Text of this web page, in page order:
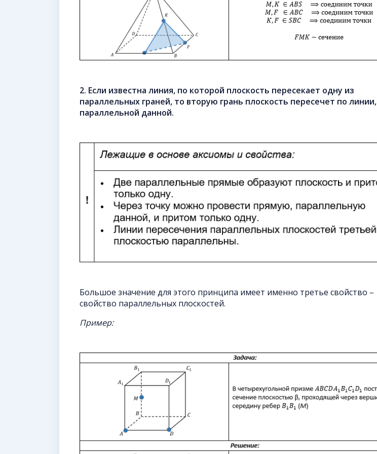
2. Если известна линия, по которой плоскость пересекает одну из
параллельных граней, то вторую грань плоскость пересечет по линии,
параллельной данной.
Большое значение для этого принципа имеет именно третье свойство –
свойство параллельных плоскостей.
Пример: